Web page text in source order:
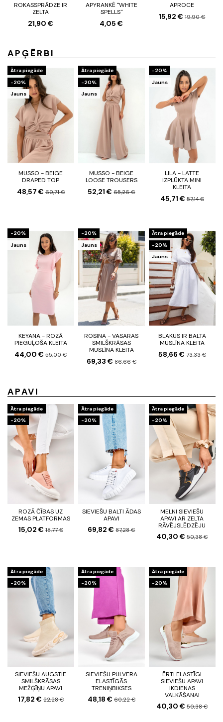
ROKASSPRĀDZE IR
ZELTA
21,90 €
APYRANKĖ "WHITE
SPELLS"
4,05 €
APROCE
15,92 €19,90 €
APĢĒRBI
Ātra piegāde
-20%
Jauns
MUSSO - BEIGE
DRAPED TOP
48,57 € 60,71 €
Ātra piegāde
-20%
Jauns
MUSSO - BEIGE
LOOSE TROUSERS
52,21 €65,26 €
-20%
Jauns
LILA - LATTE
IZPLŪKTA MINI
KLEITA
45,71 € 57,14 €
-20%
Jauns
KEYANA - ROZĀ
PIEGUĻOŠA KLEITA
44,00 €55,00 €
-20%
Jauns
ROSINA - VASARAS
SMILŠKRĀSAS
MUSLĪNA KLEITA
69,33 € 86,66 €
Ātra piegāde
-20%
Jauns
BLAKUS IR BALTA
MUSLĪNA KLEITA
58,66 € 73,33 €
APAVI
Ātra piegāde
-20%
ROZĀ ČĪBAS UZ
ZEMAS PLATFORMAS
15,02 € 18,77 €
Ātra piegāde
-20%
SIEVIEŠU BALTI ĀDAS
APAVI
69,82 €87,28 €
Ātra piegāde
-20%
MELNI SIEVIEŠU
APAVI AR ZELTA
RĀVĒJSLĒDZĒJU
40,30 €50,38 €
Ātra piegāde
-20%
SIEVIEŠU AUGSTIE
SMILŠKRĀSAS
MEŽĢĪŅU APAVI
17,82 € 22,28 €
Ātra piegāde
-20%
SIEVIEŠU PULVERA
ELASTĪGĀS
TRENIŅBIKSES
48,18 € 60,22 €
Ātra piegāde
-20%
ĒRTI ELASTĪGI
SIEVIEŠU APAVI
IKDIENAS
VALKĀŠANAI
40,30 €50,38 €